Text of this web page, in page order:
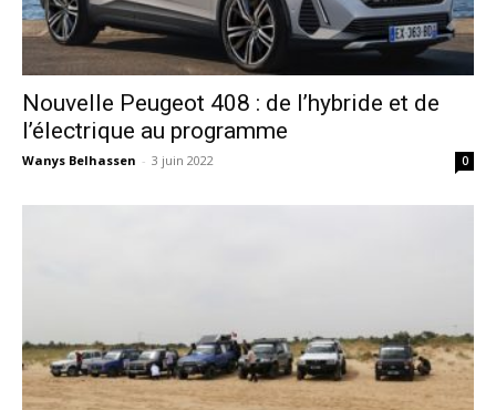
Nouvelle Peugeot 408 : de l’hybride et de
l’électrique au programme
Wanys Belhassen - 3 juin 2022 0